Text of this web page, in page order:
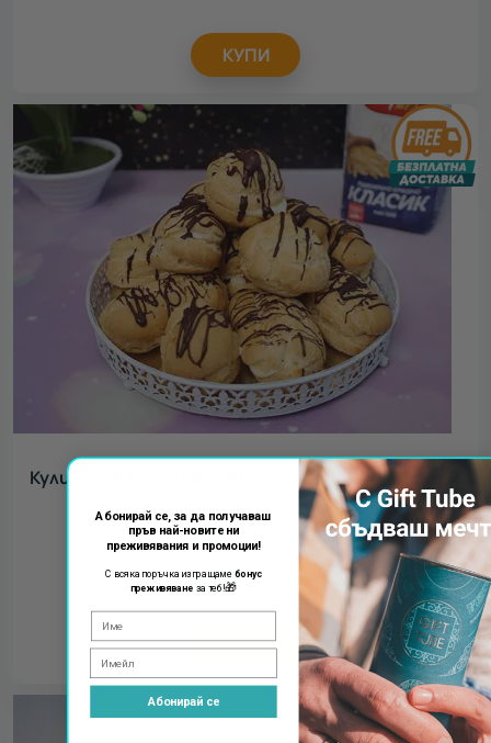
КУПИ
Кулинарен курс - Еклери
45.00
88.01
КУПИ
Абонирай се, за да получаваш
пръв най-новите ни
преживявания и промоции!
С всяка поръчка изпращаме бонус
преживяванеза теб!🎁
Абонирай се